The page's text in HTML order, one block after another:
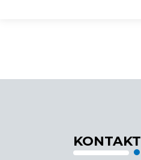
KONTAKT